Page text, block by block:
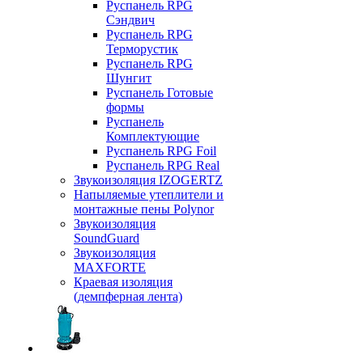
Руспанель RPG
Сэндвич
Руспанель RPG
Терморустик
Руспанель RPG
Шунгит
Руспанель Готовые
формы
Руспанель
Комплектующие
Руспанель RPG Foil
Руспанель RPG Real
Звукоизоляция IZOGERTZ
Напыляемые утеплители и
монтажные пены Polynor
Звукоизоляция
SoundGuard
Звукоизоляция
MAXFORTE
Краевая изоляция
(демпферная лента)